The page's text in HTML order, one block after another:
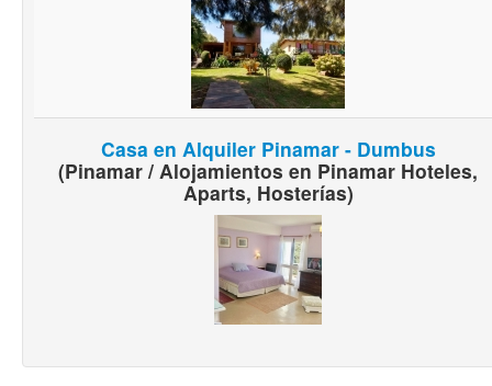
Casa en Alquiler Pinamar - Dumbus
(Pinamar / Alojamientos en Pinamar Hoteles,
Aparts, Hosterías)